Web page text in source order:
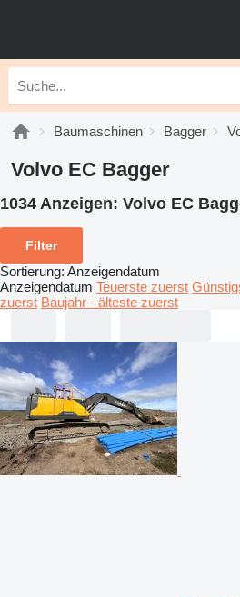
Baumaschinen Bagger
Volvo EC Bagger
1034 Anzeigen: Volvo EC
Filter
Sortierung: Anzeigendatum
Anzeigendatum Teuerste zuerst
zuerst Baujahr - älteste zuerst